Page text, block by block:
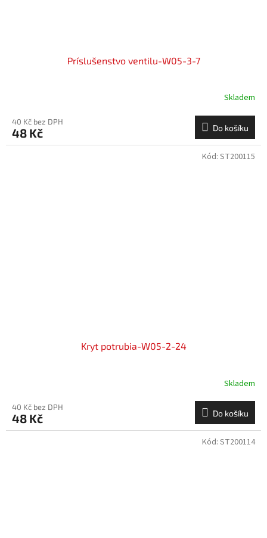
Príslušenstvo ventilu-W05-3-7
Skladem
40 Kč bez DPH
48 Kč Do košíku
Kryt potrubia-W05-2-24
Skladem
40 Kč bez DPH
48 Kč Do košíku
Kód: ST200115
Kód: ST200114